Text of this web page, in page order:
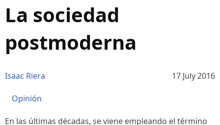
La sociedad
postmoderna
Isaac Riera 17 July 2016
Opinión
En las últimas décadas, se viene empleando el término